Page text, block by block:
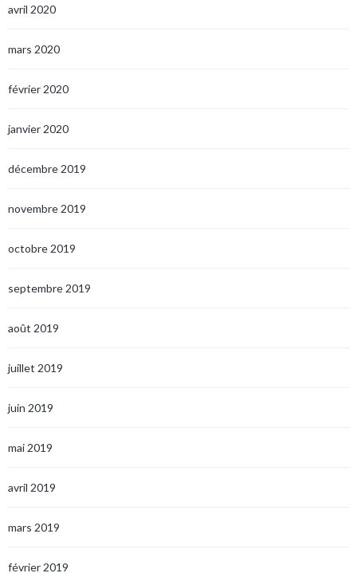
avril 2020
mars 2020
février 2020
janvier 2020
décembre 2019
novembre 2019
octobre 2019
septembre 2019
août 2019
juillet 2019
juin 2019
mai 2019
avril 2019
mars 2019
février 2019